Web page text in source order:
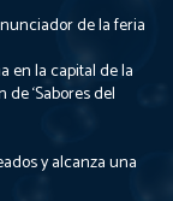
de la feria
en la capital de la
‘Sabores del
y alcanza una